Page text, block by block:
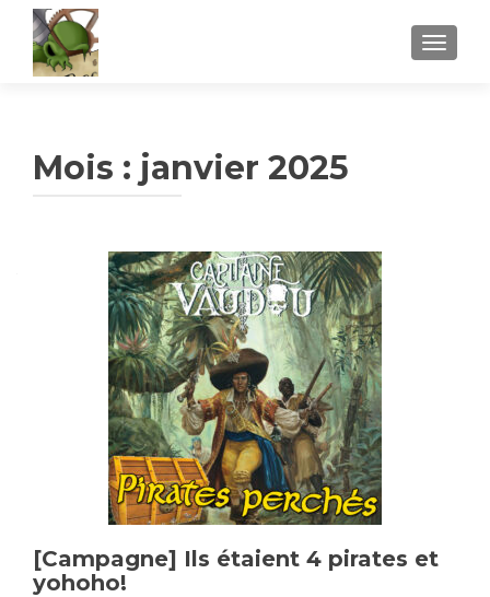
Mois : janvier 2025
[Campagne] Ils étaient 4 pirates et
yohoho!